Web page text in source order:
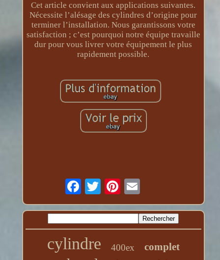
Cet article convient aux applications suivantes.
Nécessite l’alésage des cylindres d’origine pour
terminer l’installation. Nous garantissons votre
satisfaction ; c’est pourquoi notre équipe travaille
dur pour vous livrer votre équipement le plus
rapidement possible.
cylindre 400ex complet